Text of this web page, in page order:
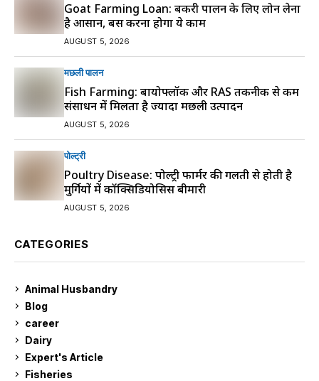
Goat Farming Loan: बकरी पालन के लिए लोन लेना
है आसान, बस करना होगा ये काम
AUGUST 5, 2026
मछली पालन
Fish Farming: बायोफ्लॉक और RAS तकनीक से कम
संसाधन में मिलता है ज्यादा मछली उत्पादन
AUGUST 5, 2026
पोल्ट्री
Poultry Disease: पोल्ट्री फार्मर की गलती से होती है
मुर्गियों में कॉक्सिडियोसिस बीमारी
AUGUST 5, 2026
CATEGORIES
Animal Husbandry
Blog
career
Dairy
Expert's Article
Fisheries